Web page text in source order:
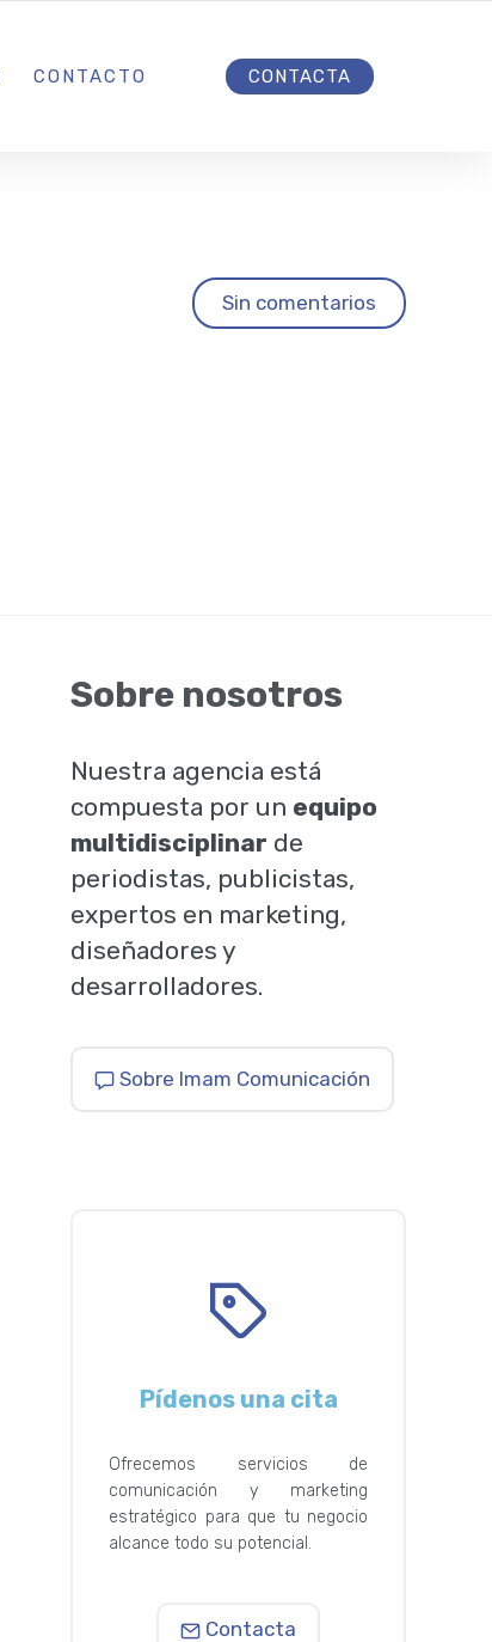
CONTACTO CONTACTA
Sin comentarios
Sobre nosotros
Nuestra agencia está
compuesta por un equipo
multidisciplinar de
periodistas, publicistas,
expertos en marketing,
diseñadores y
desarrolladores.
Sobre Imam Comunicación
Pídenos una cita
Ofrecemos servicios de
comunicación y marketing
estratégico para que tu negocio
alcance todo su potencial.
Contacta